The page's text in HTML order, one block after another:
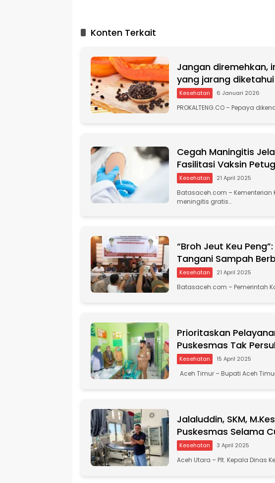
e Konten Terkait
Jangan diremehkan,
yang jarang diketahui
Kesehatan 6 Januari 2026
PROKALTENG.CO – Pepaya
Cegah Maningitis
Fasilitasi Vaksin
Kesehatan 21 April 2025
Batasaceh.com –
meningitis gratis…
“Broh Jeut Keu
Tangani Sampah
Kesehatan 21 April 2025
Batasaceh.com – Pemerintah
Prioritaskan
Puskesmas Tak
Kesehatan 15 April 2025
Aceh Timur – Bupati Aceh
Jalaluddin, SKM,
Puskesmas Selama
Kesehatan 3 April 2025
Aceh Utara – Plt. Kepala Dinas